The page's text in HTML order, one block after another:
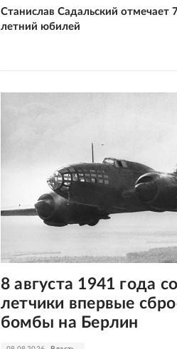
Станислав Садальский отмечает
летний юбилей
8 августа 1941 года
летчики впервые
бомбы на Берлин